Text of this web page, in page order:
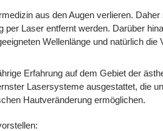
aus den Augen verlieren. Daher
Laser entfernt werden. Darüber
Wellenlänge und natürlich die
Erfahrung auf dem Gebiet der
Lasersysteme ausgestattet, die
Hautveränderung ermöglichen.